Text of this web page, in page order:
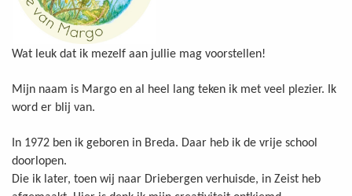
Wat leuk dat ik mezelf aan jullie mag voorstellen!
Mijn naam is Margo en al heel lang teken ik met veel plezier. Ik
word er blij van.
In 1972 ben ik geboren in Breda. Daar heb ik de vrije school
doorlopen.
Die ik later, toen wij naar Driebergen verhuisde, in Zeist heb